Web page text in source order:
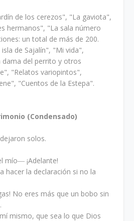
de los cerezos", "La gaviota",
hermanos", "La sala número
un total de más de 200.
de Sajalín", "Mi vida",
del perrito y otros
"Relatos variopintos",
"Cuentos de la Estepa".
(Condensado)
solos.
mío― ¡Adelante!
hacer la declaración si no la
No eres más que un bobo sin
mismo, que sea lo que Dios